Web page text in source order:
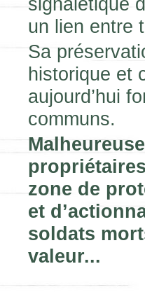
un lien entre
Sa
historique et
aujourd’hui
communs.
zone de
et
soldats
valeur...